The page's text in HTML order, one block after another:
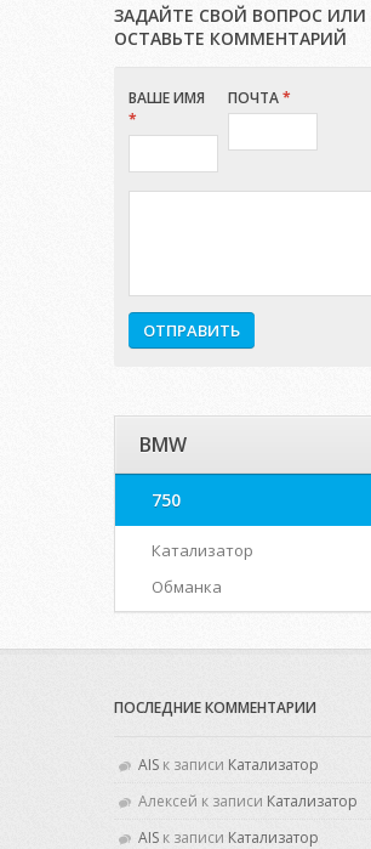
ЗАДАЙТЕ СВОЙ ВОПРОС ИЛИ
ОСТАВЬТЕ КОММЕНТАРИЙ
ВАШЕ ИМЯ
*
ПОЧТА*
BMW
750
Катализатор
Обманка
ПОСЛЕДНИЕ КОММЕНТАРИИ
AIS к записи Катализатор
Алексей к записи Катализатор
AIS к записи Катализатор